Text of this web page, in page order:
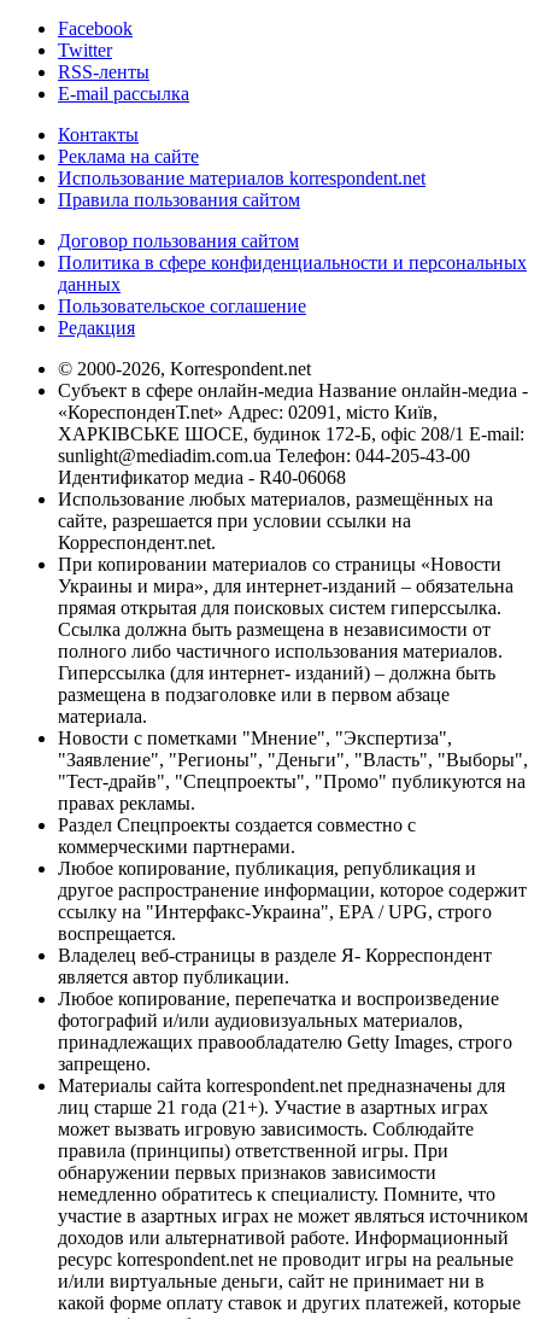
Facebook
Twitter
RSS-ленты
E-mail рассылка
Контакты
Реклама на сайте
Использование материалов korrespondent.net
Правила пользования сайтом
Договор пользования сайтом
Политика в сфере конфиденциальности и персональных
данных
Пользовательское соглашение
Редакция
© 2000-2026, Korrespondent.net
Субъект в сфере онлайн-медиа Название онлайн-медиа -
«КореспонденТ.net» Адрес: 02091, місто Київ,
ХАРКІВСЬКЕ ШОСЕ, будинок 172-Б, офіс 208/1 E-mail:
sunlight@mediadim.com.ua Телефон: 044-205-43-00
Идентификатор медиа - R40-06068
Использование любых материалов, размещённых на
сайте, разрешается при условии ссылки на
Корреспондент.net.
При копировании материалов со страницы «Новости
Украины и мира», для интернет-изданий – обязательна
прямая открытая для поисковых систем гиперссылка.
Ссылка должна быть размещена в независимости от
полного либо частичного использования материалов.
Гиперссылка (для интернет- изданий) – должна быть
размещена в подзаголовке или в первом абзаце
материала.
Новости с пометками "Мнение", "Экспертиза",
"Заявление", "Регионы", "Деньги", "Власть", "Выборы",
"Тест-драйв", "Спецпроекты", "Промо" публикуются на
правах рекламы.
Раздел Спецпроекты создается совместно с
коммерческими партнерами.
Любое копирование, публикация, републикация и
другое распространение информации, которое содержит
ссылку на "Интерфакс-Украина", EPA / UPG, строго
воспрещается.
Владелец веб-страницы в разделе Я- Корреспондент
является автор публикации.
Любое копирование, перепечатка и воспроизведение
фотографий и/или аудиовизуальных материалов,
принадлежащих правообладателю Getty Images, строго
запрещено.
Материалы сайта korrespondent.net предназначены для
лиц старше 21 года (21+). Участие в азартных играх
может вызвать игровую зависимость. Соблюдайте
правила (принципы) ответственной игры. При
обнаружении первых признаков зависимости
немедленно обратитесь к специалисту. Помните, что
участие в азартных играх не может являться источником
доходов или альтернативой работе. Информационный
ресурс korrespondent.net не проводит игры на реальные
и/или виртуальные деньги, сайт не принимает ни в
какой форме оплату ставок и других платежей, которые